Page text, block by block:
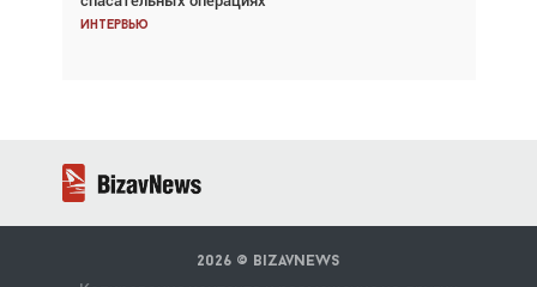
Интервью
Интервью
2026 © BizavNews